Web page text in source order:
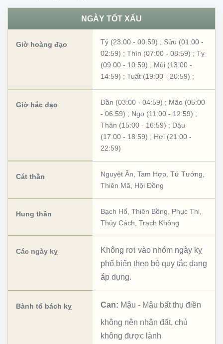
NGÀY TỐT XẤU
Giờ hoàng đạo Tý (23:00 - 00:59) ; Sửu (01:00 -
02:59) ; Thìn (07:00 - 08:59) ; Tỵ
(09:00 - 10:59) ; Mùi (13:00 -
14:59) ; Tuất (19:00 - 20:59) ;
Giờ hắc đạo Dần (03:00 - 04:59) ; Mão (05:00
- 06:59) ; Ngọ (11:00 - 12:59) ;
Thân (15:00 - 16:59) ; Dậu
(17:00 - 18:59) ; Hợi (21:00 -
22:59)
Cát thần Nguyệt Ân Tam Hợp Tứ Tướng
Thiên Mã
Hội Đồng
Hung thần Bạch Hổ Thiên Bồng Phục Thi
Thủy Cách Trạch Không
Các ngày kỵ
Không rơi vào nhóm ngày kỵ
phổ biến theo bộ quy tắc đang
áp dụng.
Bành tổ bách kỵ Can: Mậu - Mậu bất thụ điền
không nên nhận đất, chủ
không được lành